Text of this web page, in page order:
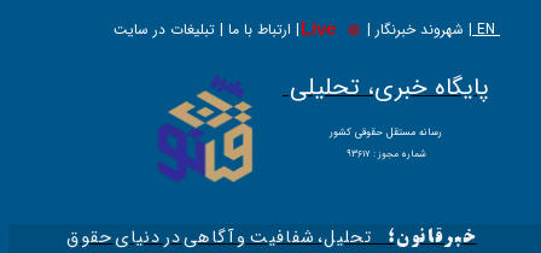
EN | شهروند خبرنگار | | ارتباط با ما | تبلیغات در سایت
Live
پایگاه خبری، تحلیلی
​​​​رسانه مستقل حقوقی کشور
شماره مجوز : ۹۳۶۱۷
خبرقانون؛ تحلیل، شفافیت و آگاهی در دنیای حقوق​​​​​​​